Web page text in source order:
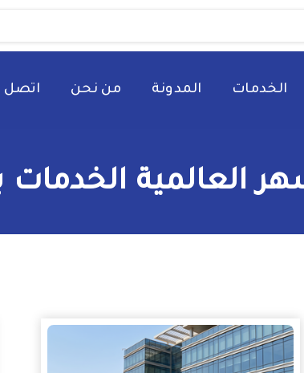
الخدمات المدونة من نحن اتصل
العالمية الخدمات